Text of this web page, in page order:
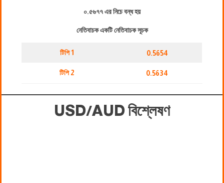
০.৫৬৭৭ এর নিচে বন্ধ হয়
নেতিবাচক একটি নেতিবাচক সূচক
টিপি 1 0.5654
টিপি 2 0.5634
USD/AUD বিশ্লেষণ